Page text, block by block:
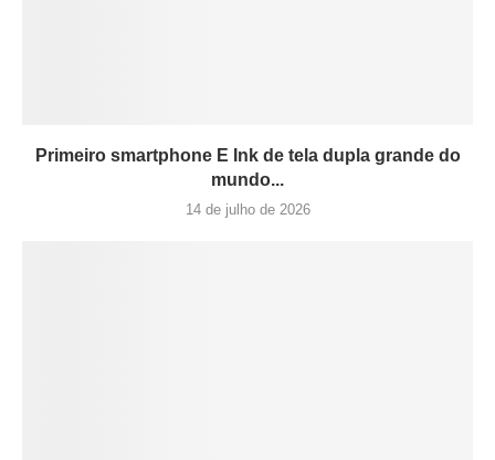
Primeiro smartphone E Ink de tela dupla grande do
mundo...
14 de julho de 2026